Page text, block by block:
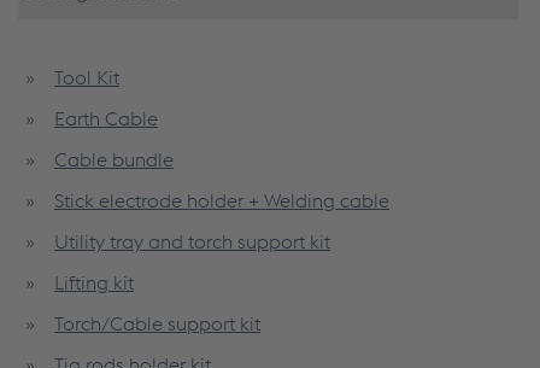
Tool Kit
Earth Cable
Cable bundle
Stick electrode holder + Welding cable
Utility tray and torch support kit
Lifting kit
Torch/Cable support kit